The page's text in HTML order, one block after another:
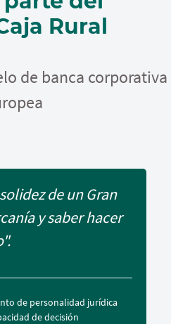
Rural
de banca corporativa
de un Gran
y saber hacer
de personalidad jurídica
de decisión